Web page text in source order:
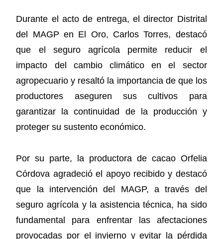
Durante el acto de entrega, el director Distrital
del MAGP en El Oro, Carlos Torres, destacó
que el seguro agrícola permite reducir el
impacto del cambio climático en el sector
agropecuario y resaltó la importancia de que los
productores aseguren sus cultivos para
garantizar la continuidad de la producción y
proteger su sustento económico.
Por su parte, la productora de cacao Orfelia
Córdova agradeció el apoyo recibido y destacó
que la intervención del MAGP, a través del
seguro agrícola y la asistencia técnica, ha sido
fundamental para enfrentar las afectaciones
provocadas por el invierno y evitar la pérdida